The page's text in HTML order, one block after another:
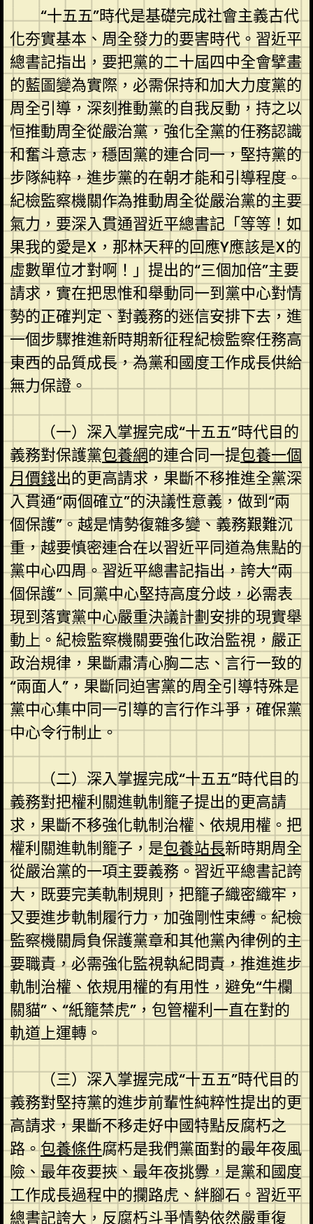
“十五五”時代是基礎完成社會主義古代
化夯實基本、周全發力的要害時代。習近平
總書記指出，要把黨的二十屆四中全會擘畫
的藍圖變為實際，必需保持和加大力度黨的
周全引導，深刻推動黨的自我反動，持之以
恒推動周全從嚴治黨，強化全黨的任務認識
和奮斗意志，穩固黨的連合同一，堅持黨的
步隊純粹，進步黨的在朝才能和引導程度。
紀檢監察機關作為推動周全從嚴治黨的主要
氣力，要深入貫通習近平總書記「等等！如
果我的愛是X，那林天秤的回應Y應該是X的
虛數單位才對啊！」提出的“三個加倍”主要
請求，實在把思惟和舉動同一到黨中心對情
勢的正確判定、對義務的迷信安排下去，進
一個步驟推進新時期新征程紀檢監察任務高
東西的品質成長，為黨和國度工作成長供給
無力保證。
（一）深入掌握完成“十五五”時代目的
義務對保護黨包養網的連合同一提包養一個
月價錢出的更高請求，果斷不移推進全黨深
入貫通“兩個確立”的決議性意義，做到“兩
個保護”。越是情勢復雜多變、義務艱難沉
重，越要慎密連合在以習近平同道為焦點的
黨中心四周。習近平總書記指出，誇大“兩
個保護”、同黨中心堅持高度分歧，必需表
現到落實黨中心嚴重決議計劃安排的現實舉
動上。紀檢監察機關要強化政治監視，嚴正
政治規律，果斷肅清心胸二志、言行一致的
“兩面人”，果斷同迫害黨的周全引導特殊是
黨中心集中同一引導的言行作斗爭，確保黨
中心令行制止。
（二）深入掌握完成“十五五”時代目的
義務對把權利關進軌制籠子提出的更高請
求，果斷不移強化軌制治權、依規用權。把
權利關進軌制籠子，是包養站長新時期周全
從嚴治黨的一項主要義務。習近平總書記誇
大，既要完美軌制規則，把籠子織密織牢，
又要進步軌制履行力，加強剛性束縛。紀檢
監察機關肩負保護黨章和其他黨內律例的主
要職責，必需強化監視執紀問責，推進進步
軌制治權、依規用權的有用性，避免“牛欄
關貓”、“紙籠禁虎”，包管權利一直在對的
軌道上運轉。
（三）深入掌握完成“十五五”時代目的
義務對堅持黨的進步前輩性純粹性提出的更
高請求，果斷不移走好中國特點反腐朽之
路。包養條件腐朽是我們黨面對的最年夜風
險、最年夜要挾、最年夜挑釁，是黨和國度
工作成長過程中的攔路虎、絆腳石。習近平
總書記誇大，反腐朽斗爭情勢依然嚴重復